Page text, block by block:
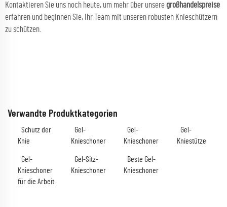
Kontaktieren Sie uns noch heute, um mehr über unseregroßhandelspreise
erfahren und beginnen Sie, Ihr Team mit unseren robusten Knieschützern
zu schützen.
Verwandte Produktkategorien
Schutz der
Knie
Gel-
Knieschoner
Gel-
Knieschoner
Gel-
Kniestütze
Gel-
Knieschoner
für die Arbeit
Gel-Sitz-
Knieschoner
Beste Gel-
Knieschoner